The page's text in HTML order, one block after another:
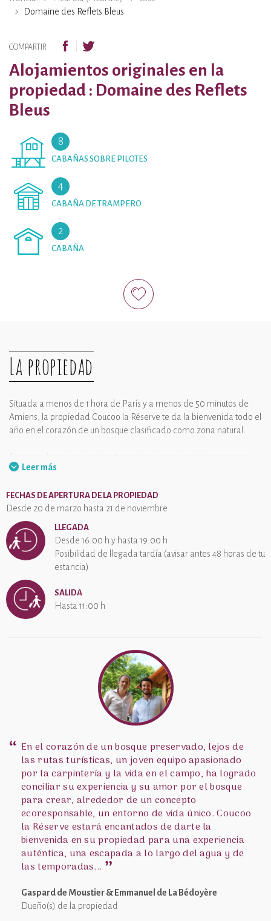
Domaine des Reflets Bleus
COMPARTIR
Alojamientos originales en la
propiedad : Domaine des Reflets
Bleus
8
CABAÑAS SOBRE PILOTES
4
CABAÑA DE TRAMPERO
2
CABAÑA
La propiedad
Situada a menos de 1 hora de París y a menos de 50 minutos de
Amiens, la propiedad Coucoo la Réserve te da la bienvenida todo el
año en el corazón de un bosque clasificado como zona natural.
armonioso a lo largo del agua y de las temporadas…
exuberante vegetación, sobre más de 35 hectáreas. Amantes de la
naturaleza, fotógrafos, observadores de la vida silvestre natural,
aficionados a recoger setas, senderistas…
¡Ven a vivir una estancia de tamaño natural en una de nuestras
cabañas!
Domaine des Reflets Bleus a une note moyenne de 4.9 sur 5
Leer más
FECHAS DE APERTURA DE LA PROPIEDAD
Desde 20 de marzo hasta 21 de noviembre
LLEGADA
Desde 16:00 h y hasta 19:00 h
Posibilidad de llegada tardía (avisar antes 48 horas de tu
estancia)
SALIDA
Hasta 11:00 h
En el corazón de un bosque preservado, lejos de
las rutas turísticas, un joven equipo apasionado
por la carpintería y la vida en el campo, ha logrado
conciliar su experiencia y su amor por el bosque
para crear, alrededor de un concepto
ecoresponsable, un entorno de vida único. Coucoo
la Réserve estará encantados de darte la
bienvenida en su propiedad para una experiencia
auténtica, una escapada a lo largo del agua y de
las temporadas...
Gaspard de Moustier & Emmanuel de La Bédoyère
Dueño(s) de la propiedad